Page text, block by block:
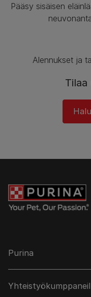
Pääsy sisäisen
Alennukset ja
Purina